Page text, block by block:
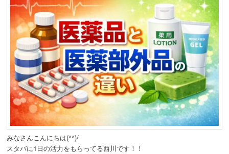
みなさんこんにちは(^^)/
スタバに1日の活力をもらってる西川です！！